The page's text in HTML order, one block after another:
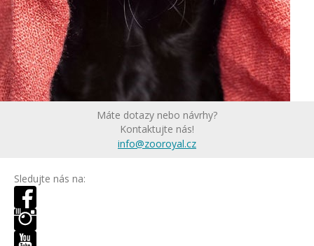
Máte dotazy nebo návrhy?
Kontaktujte nás!
info@zooroyal.cz
Sledujte nás na: